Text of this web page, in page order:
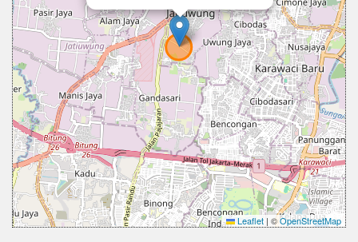
Leaflet | ©OpenStreetMap